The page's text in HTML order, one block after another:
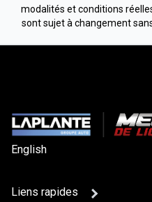
modalités et conditions
sont sujet à changement
English
Liens rapides